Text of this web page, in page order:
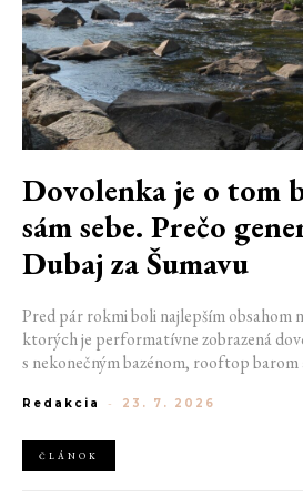
Dovolenka je o tom
sám sebe. Prečo
Dubaj za Šumavu
Pred pár rokmi boli najlepším obsahom
ktorých je performatívne zobrazená
s nekonečným bazénom, rooftop
Jizerských horách. Ranné kúpanie v
kamarátmi pri ohni.
Redakcia - 23. 7. 2026
ČLÁNOK